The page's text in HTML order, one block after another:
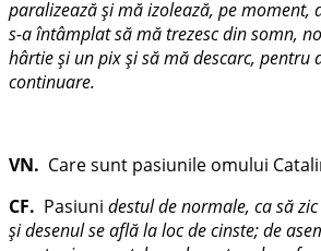
paralizează şi mă izolează, pe moment,
s-a întâmplat să mă trezesc din somn,
hârtie şi un pix şi să mă descarc, pentru
continuare.
VN. Care sunt pasiunile omului
CF. Pasiuni destul de normale, ca să
şi desenul se află la loc de cinste; de